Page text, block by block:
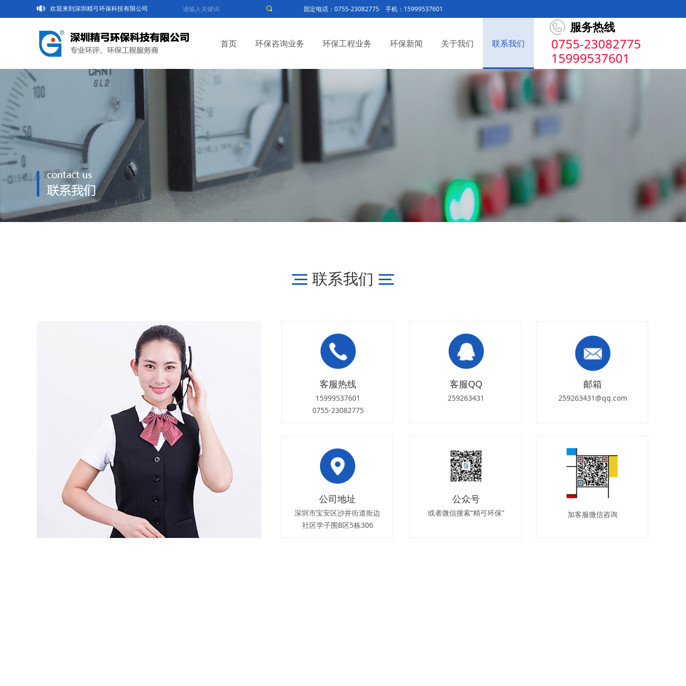
欢迎来到深圳精弓环保科技有限公司 끠 固定电话：0755-23082775 手机：15999537601
首页 环保咨询业务 环保工程业务 环保新闻 关于我们 联系我们
服务热线
0755-23082775
15999537601
客服热线
15999537601
0755-23082775
联系我们
邮箱
259263431@qq.com
客服QQ
259263431
公司地址
深圳市宝安区沙井街道衙边
社区学子围B区5栋306
公众号
或者微信搜索“精弓环保” 加客服微信咨询